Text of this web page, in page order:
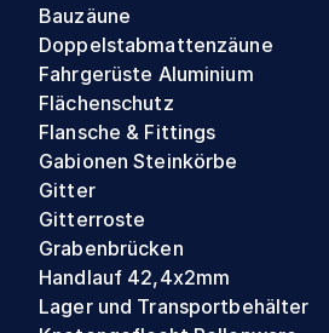
Bauzäune
Doppelstabmattenzäune
Fahrgerüste Aluminium
Flächenschutz
Flansche & Fittings
Gabionen Steinkörbe
Gitter
Gitterroste
Grabenbrücken
Handlauf 42,4x2mm
Lager und Transportbehälter